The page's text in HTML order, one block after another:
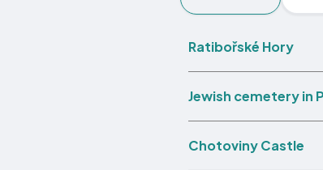
Ratibořské Hory
Jewish cemetery in
Chotoviny Castle